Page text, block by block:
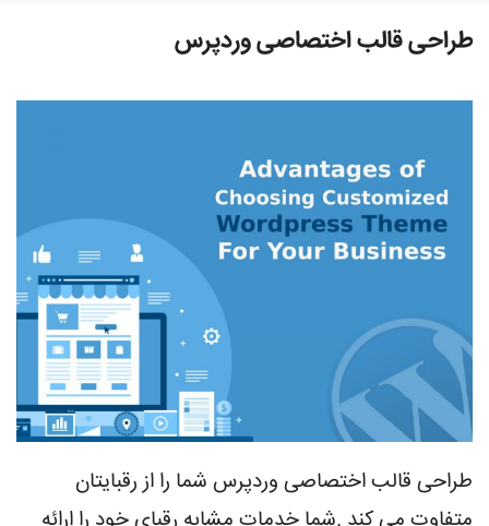
طراحی قالب اختصاصی وردپرس
طراحی قالب اختصاصی وردپرس شما را از رقبایتان